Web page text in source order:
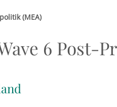
(MEA)
6 Post-